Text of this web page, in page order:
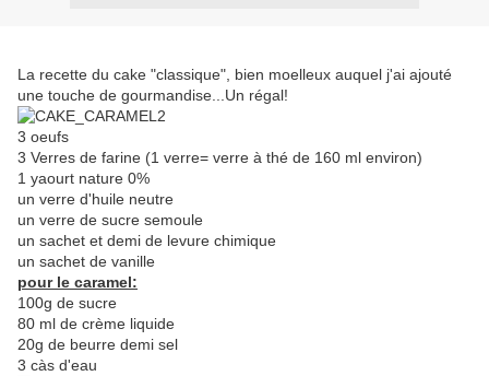
La recette du cake "classique", bien moelleux auquel j'ai ajouté
une touche de gourmandise...Un régal!
3 oeufs
3 Verres de farine (1 verre= verre à thé de 160 ml environ)
1 yaourt nature 0%
un verre d'huile neutre
un verre de sucre semoule
un sachet et demi de levure chimique
un sachet de vanille
pour le caramel:
100g de sucre
80 ml de crème liquide
20g de beurre demi sel
3 càs d'eau